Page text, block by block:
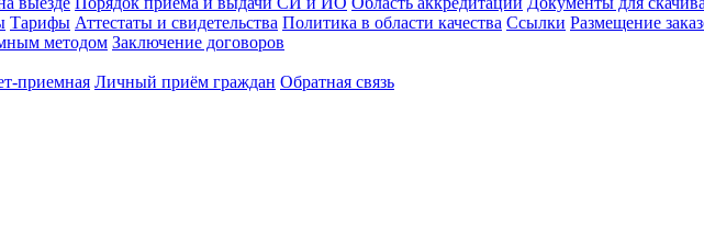
Тарифы Аттестаты и свидетельства Политика в области качества Ссылки Размещение
методом Заключение договоров
приемная Личный приём граждан Обратная связь